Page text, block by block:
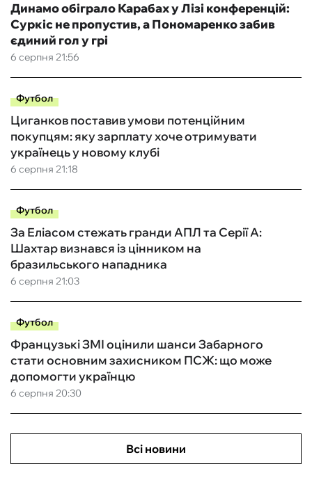
6 серпня 21:56
Динамо обіграло Карабах у Лізі конференцій:
Суркіс не пропустив, а Пономаренко забив
єдиний гол у грі
Футбол
6 серпня 21:18
Циганков поставив умови потенційним
покупцям: яку зарплату хоче отримувати
українець у новому клубі
Футбол
6 серпня 21:03
За Еліасом стежать гранди АПЛ та Серії А:
Шахтар визнався із цінником на
бразильського нападника
Футбол
6 серпня 20:30
Французькі ЗМІ оцінили шанси Забарного
стати основним захисником ПСЖ: що може
допомогти українцю
Всі новини